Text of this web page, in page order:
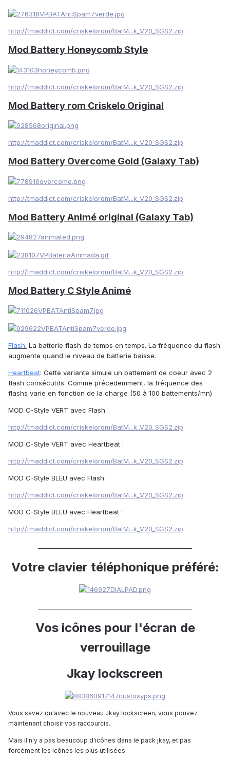
http://tmaddict.com/criskelorom/BatM...k_V20_SGS2.zip
Mod Battery Honeycomb Style
http://tmaddict.com/criskelorom/BatM...k_V20_SGS2.zip
Mod Battery rom Criskelo Original
http://tmaddict.com/criskelorom/BatM...k_V20_SGS2.zip
Mod Battery Overcome Gold (Galaxy Tab)
http://tmaddict.com/criskelorom/BatM...k_V20_SGS2.zip
Mod Battery Animé original (Galaxy Tab)
http://tmaddict.com/criskelorom/BatM...k_V20_SGS2.zip
Mod Battery C Style Animé
Flash: La batterie flash de temps en temps. La fréquence du flash
augmente quand le niveau de batterie baisse.
Heartbeat: Cette variante simule un battement de coeur avec 2
flash consécutifs. Comme précedemment, la fréquence des
flashs varie en fonction de la charge (50 à 100 battements/mn)
MOD C-Style VERT avec Flash :
http://tmaddict.com/criskelorom/BatM...k_V20_SGS2.zip
MOD C-Style VERT avec Heartbeat :
http://tmaddict.com/criskelorom/BatM...k_V20_SGS2.zip
MOD C-Style BLEU avec Flash :
http://tmaddict.com/criskelorom/BatM...k_V20_SGS2.zip
MOD C-Style BLEU avec Heartbeat :
http://tmaddict.com/criskelorom/BatM...k_V20_SGS2.zip
Votre clavier téléphonique préféré:
Vos icônes pour l'écran de
verrouillage
Jkay lockscreen
Vous savez qu'avec le nouveau Jkay lockscreen, vous pouvez
maintenant choisir vos raccourcis.
Mais il n'y a pas beaucoup d'icônes dans le pack jkay, et pas
forcément les icônes les plus utilisées.